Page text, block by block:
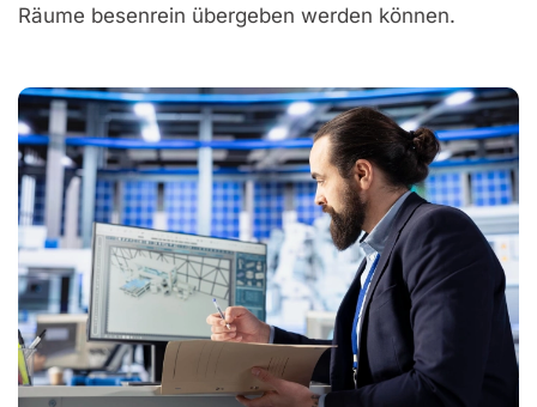
Räume besenrein übergeben werden können.